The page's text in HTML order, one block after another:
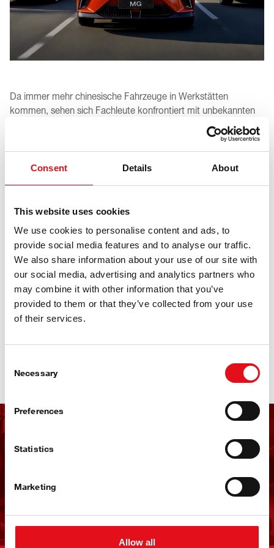
Consent Details About
This website uses cookies
We use cookies to personalise content and ads, to
provide social media features and to analyse our traffic.
We also share information about your use of our site with
our social media, advertising and analytics partners who
may combine it with other information that you’ve
provided to them or that they’ve collected from your use
of their services.
Selection
Necessary
Preferences
Statistics
Marketing
Allow all
Da immer mehr chinesische Fahrzeuge in Werkstätten
kommen, sehen sich Fachleute konfrontiert mit unbekannten
Mit einem proaktiven, an OE orientierten Ansatz hat febi
Basierend auf validierter Katalogisierung und realer
Marktnachfrage hilft das Sortiment Werkstätten und
Großhändlern dabei, heute und in Zukunft mit Vertrauen zu
arbeiten.
Sieh dir das Kampagnenvideo an und entdecke, warum
febi schon da ist.